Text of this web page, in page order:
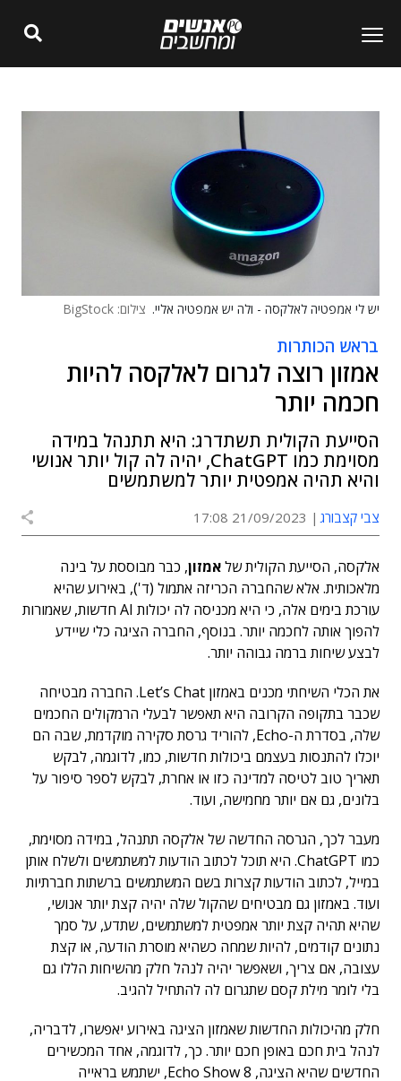
יש לי אמפטיה לאלקסה - ולה יש אמפטיה אליי. צילום: BigStock
בראש הכותרות
אמזון רוצה לגרום לאלקסה להיות
חכמה יותר
הסייעת הקולית תשתדרג: היא תתנהל במידה
מסוימת כמו ChatGPT, יהיה לה קול יותר אנושי
והיא תהיה אמפטית יותר למשתמשים
צבי קצבורג 21/09/2023 17:08
אלקסה, הסייעת הקולית שלאמזון, כבר מבוססת על בינה
מלאכותית. אלא שהחברה הכריזה אתמול (ד'), באירוע שהיא
עורכת בימים אלה, כי היא מכניסה לה יכולות AI חדשות, שאמורות
להפוך אותה לחכמה יותר. בנוסף, החברה הציגה כלי שיידע
לבצע שיחות ברמה גבוהה יותר.
את הכלי השיחתי מכנים באמזון Let’s Chat. החברה מבטיחה
שכבר בתקופה הקרובה היא תאפשר לבעלי הרמקולים החכמים
שלה, בסדרת ה-Echo, להוריד גרסת סקירה מוקדמת, שבה הם
יוכלו להתנסות בעצמם ביכולות חדשות, כמו, לדוגמה, לבקש
תאריך טוב לטיסה למדינה כזו או אחרת, לבקש לספר סיפור על
בלונים, גם אם יותר מחמישה, ועוד.
מעבר לכך, הגרסה החדשה של אלקסה תתנהל, במידה מסוימת,
כמו ChatGPT. היא תוכל לכתוב הודעות למשתמשים ולשלח אותן
במייל, לכתוב הודעות קצרות בשם המשתמשים ברשתות חברתיות
ועוד. באמזון גם מבטיחים שהקול שלה יהיה קצת יותר אנושי,
שהיא תהיה קצת יותר אמפטית למשתמשים, שתדע, על סמך
נתונים קודמים, להיות שמחה כשהיא מוסרת הודעה, או קצת
עצובה, אם צריך, ושאפשר יהיה לנהל חלק מהשיחות הללו גם
בלי לומר מילת קסם שתגרום לה להתחיל להגיב.
חלק מהיכולות החדשות שאמזון הציגה באירוע יאפשרו, לדבריה,
לנהל בית חכם באופן חכם יותר. כך, לדוגמה, אחד המכשירים
החדשים שהיא הציגה, Echo Show 8, ישתמש בראייה